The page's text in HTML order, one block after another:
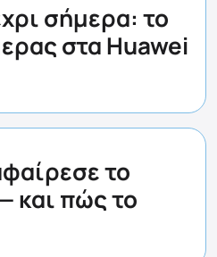
σήμερα: το
στα Huawei
το
και πώς το